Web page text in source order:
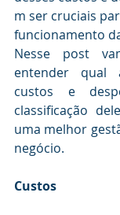
m ser cruciais
funcionamento
Nesse post
entender qual
custos e
classificação
uma melhor
negócio.
Custos